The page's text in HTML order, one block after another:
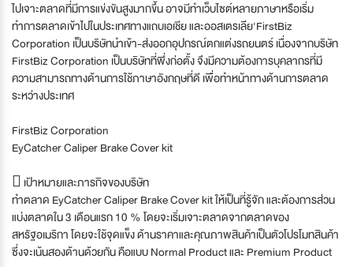
ไปเจาะตลาดที่มีการแข่งขันสูงมากขึ้น อาจมีทำเว็บไซต์หลายภาษาหรือเริ่ม
ทำการตลาดเข้าไปในประเทศทางแถบเอเชีย และออสเตรเลีย'FirstBiz
Corporation เป็นบริษัทนำเข้า-ส่งออกอุปกรณ์ตกแต่งรถยนตร์ เนื่องจากบริษัท
FirstBiz Corporation เป็นบริษัทที่พึ่งก่อตั้ง จึงมีความต้องการบุคลากรที่มี
ความสามารถทางด้านการใช้ภาษาอังกฤษที่ดี เพื่อทำหน้าทางด้านการตลาด
ระหว่างประเทศ
FirstBiz Corporation
EyCatcher Caliper Brake Cover kit
 เป้าหมายและภารกิจของบริษัท
ทำตลาด EyCatcher Caliper Brake Cover kit ให้เป็นที่รู้จัก และต้องการส่วน
แบ่งตลาดใน 3 เดือนแรก 10 % โดยจะเริ่มเจาะตลาดจากตลาดของ
สหรัฐอเมริกา โดยจะใช้จุดแข็ง ด้านราคาและคุณภาพสินค้าเป็นตัวโปรโมทสินค้า
ซึ่งจะเน้นสองด้านด้วยกัน คือแบบ Normal Product และ Premium Product